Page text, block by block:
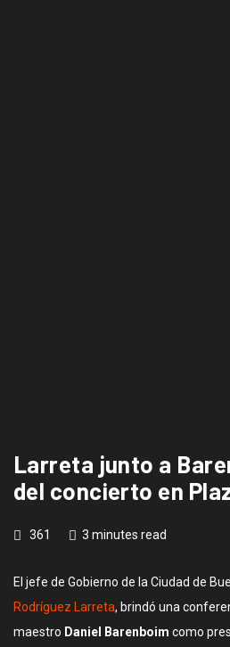
Larreta junto a
del concierto en
361 3 minutes read
El jefe de Gobierno de la Ciudad de
Rodríguez Larreta, brindó una
maestro Daniel Barenboim como